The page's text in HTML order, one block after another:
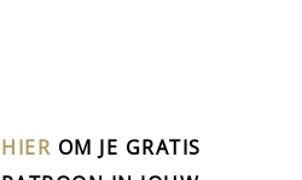
OM JE GRATIS